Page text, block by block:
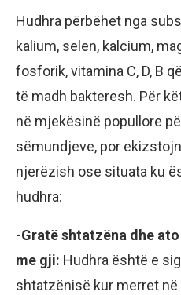
Hudhra përbëhet nga
kalium, selen, kalcium,
fosforik, vitamina C, D, B
të madh bakteresh. Për
në mjekësinë popullore
sëmundjeve, por
njerëzish ose situata ku
hudhra:
-Gratë shtatzëna dhe
me gji: Hudhra është e
shtatzënisë kur merret